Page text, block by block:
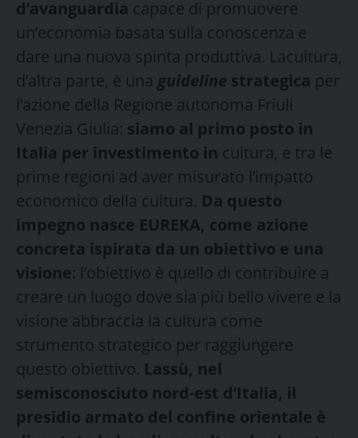
d’avanguardia capace di promuovere
un’economia basata sulla conoscenza e
dare una nuova spinta produttiva. Lacultura,
d’altra parte, è una guideline strategica per
l’azione della Regione autonoma Friuli
Venezia Giulia: siamo al primo posto in
Italia per investimento in cultura, e tra le
prime regioni ad aver misurato l’impatto
economico della cultura. Da questo
impegno nasce EUREKA, come azione
concreta ispirata da un obiettivo e una
visione: l’obiettivo è quello di contribuire a
creare un luogo dove sia più bello vivere e la
visione abbraccia la cultura come
strumento strategico per raggiungere
questo obiettivo. Lassù, nel
semisconosciuto nord-est d’Italia, il
presidio armato del confine orientale è